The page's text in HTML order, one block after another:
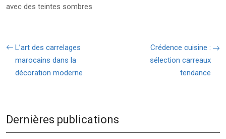
L’art des carrelages
marocains dans la
décoration moderne
Crédence cuisine :
sélection carreaux
tendance
Dernières publications